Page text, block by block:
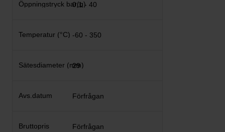
0,1 - 40
-60 - 350
29
Förfrågan
Förfrågan